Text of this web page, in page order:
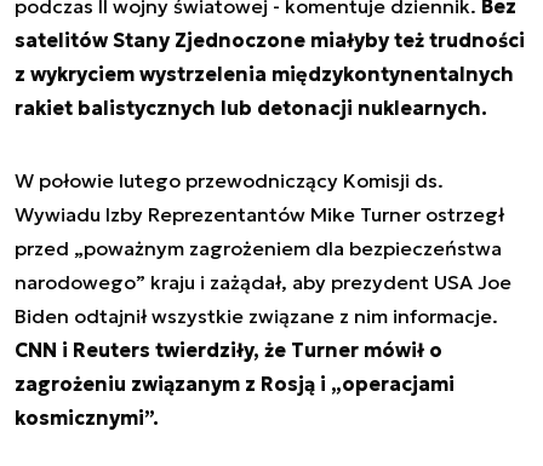
podczas II wojny światowej - komentuje dziennik. Bez
satelitów Stany Zjednoczone miałyby też trudności
z wykryciem wystrzelenia międzykontynentalnych
rakiet balistycznych lub detonacji nuklearnych.
W połowie lutego przewodniczący Komisji ds.
Wywiadu Izby Reprezentantów Mike Turner ostrzegł
przed „poważnym zagrożeniem dla bezpieczeństwa
narodowego” kraju i zażądał, aby prezydent USA Joe
Biden odtajnił wszystkie związane z nim informacje.
CNN i Reuters twierdziły, że Turner mówił o
zagrożeniu związanym z Rosją i „operacjami
kosmicznymi”.